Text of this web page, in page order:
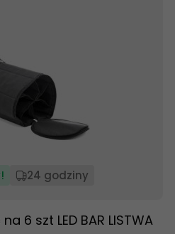
24 godziny
6 szt LED BAR LISTWA